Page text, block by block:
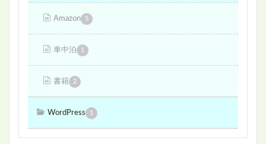
Amazon 5
車中泊 1
書籍 2
WordPress 1